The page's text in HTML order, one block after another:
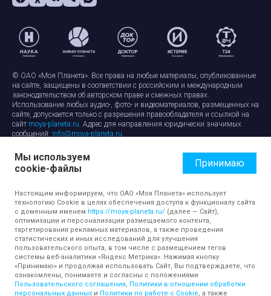
© ОАО «Моя Планета». Все права на любые материалы, опубликованные
на сайте, защищены в соответствии с российским и международным
законодательством об авторском праве и смежных правах.
Использование любых аудио-, фото- и видеоматериалов, размещенных на
сайте, допускается только с разрешения правообладателя и ссылкой на
сайт moya-planeta.ru. Адрес для направления юридически значимых
сообщений: info@moya-planeta.ru.
Правила сайтаРабота с cookie-файлами
Защита персональных данных
Обработка персональных данных
Мы используем
cookie-файлы
Принимаю
Настоящим информируем, что ОАО «Моя Планета» использует
технологию Cookie в целях обеспечения доступа к функционалу сайта
с доменным именем https://moya-planeta.ru/ (далее — Сайт),
оптимизации и персонализации размещаемого контента,
таргетирования рекламных материалов, а также проведения
статистических и иных исследований для улучшения
пользовательского опыта, в том числе с размещением тегов
системы веб-аналитики «Яндекс Метрика». Нажимая кнопку
«Принимаю» и продолжая использовать Сайт, Вы подтверждаете, что
ознакомлены, понимаете и согласны с положениями
Пользовательского соглашения, Политики в отношении обработки
персональных данных и Политики по работе с Cookie, а также